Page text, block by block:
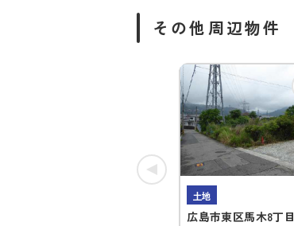
その他周辺物件
土地
広島市東区馬木8丁目